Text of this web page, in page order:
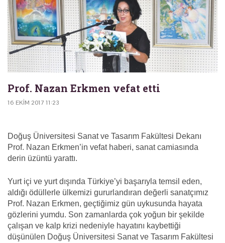
Prof. Nazan Erkmen vefat etti
16 EKIM 2017 11:23
Doğuş Üniversitesi Sanat ve Tasarım Fakültesi Dekanı
Prof. Nazan Erkmen’in vefat haberi, sanat camiasında
derin üzüntü yarattı.
Yurt içi ve yurt dışında Türkiye’yi başarıyla temsil eden,
aldığı ödüllerle ülkemizi gururlandıran değerli sanatçımız
Prof. Nazan Erkmen, geçtiğimiz gün uykusunda hayata
gözlerini yumdu. Son zamanlarda çok yoğun bir şekilde
çalışan ve kalp krizi nedeniyle hayatını kaybettiği
düşünülen Doğuş Üniversitesi Sanat ve Tasarım Fakültesi